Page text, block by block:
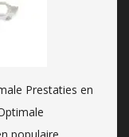
Prestaties en